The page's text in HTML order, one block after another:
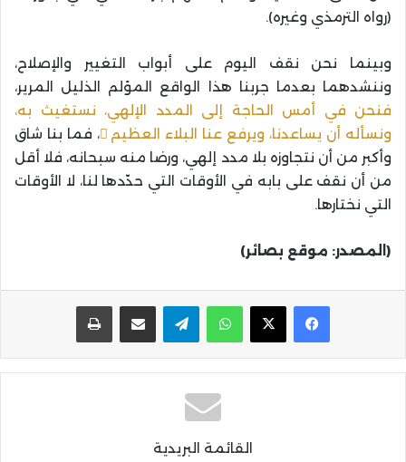
(رواه الترمذي وغيره).
وبينما نحن نقف اليوم على أبواب التغيير والإصلاح،
وننشدهما بعدما جربنا هذا الواقع المؤلم الذليل المرير،
فنحن في أمس الحاجة إلى المدد الإلهي، نستغيث به،
ونسأله أن يساعدنا، ويرفع عنا البلاء العظيم
، فما بنا شاق
وأكبر من أن نتجاوزه بلا مدد إلهي، ورضا منه سبحانه، فلا أقل
من أن نقف على بابه في الأوقات التي حدّدها لنا، لا الأوقات
التي نختارها.
(المصدر: موقع بصائر)
واتساب تيلقرام مشاركة عبر البريد
القائمة البريدية